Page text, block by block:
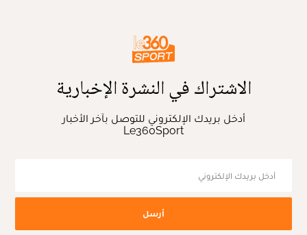
الاشتراك في النشرة الإخبارية
أدخل بريدك الإلكتروني للتوصل بآخر الأخبار
Le360Sport
أرسل